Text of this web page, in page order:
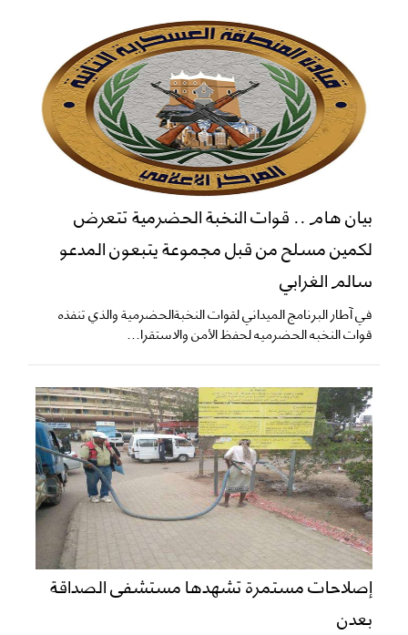
بيان هام .. قوات النخبة الحضرمية تتعرض
لكمين مسلح من قبل مجموعة يتبعون المدعو
سالم الغرابي
في آطار البرنامج الميداني لقوات النخبةالحضرمية والذي تنفذه
قوات النخبه الحضرميه لحفظ الأمن والاستقرا...
إصلاحات مستمرة تشهدها مستشفى الصداقة
بعدن